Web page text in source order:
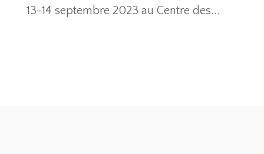
13-14 septembre 2023 au Centre des...